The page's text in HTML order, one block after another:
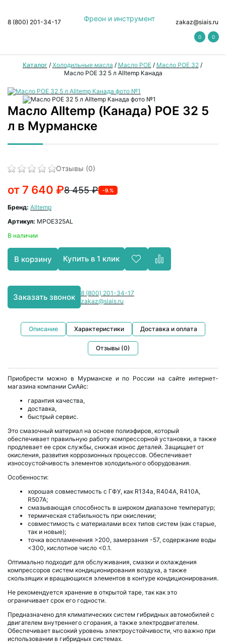
Фреон и инструмент
8 (800) 201-34-17 zakaz@siais.ru
0 0
Каталог / Холодильные масла / Масло POE/ Масло POE 32/
Масло POE 32 5 л Alltemp Канада
Масло Alltemp (Канада) POE 32 5
л в Мурманске
Отзывы (0)
8 455 ₽
от 7 640 ₽ -9.%
Бренд: Alltemp
Артикул: MPOE325AL
В наличии
В корзину Купить в 1 клик
Заказать звонок
8 (800) 201-34-17
zakaz@siais.ru
Описание Характеристики Доставка и оплата
Отзывы (0)
Приобрести можно в Мурманске и по России на сайте интернет-
магазина компании СиАйс:
гарантия качества,
доставка,
быстрый сервис.
Это смазочный материал на основе полиэфиров, который
обеспечивает правильную работу компрессорной установки, а также
продлевает ее срок службы, снижая износ деталей. Защищает от
окисления, развития коррозионных процессов. Обеспечивает
износоустойчивость элементов холодильного оборудования.
Особенности:
хорошая совместимость с ГФУ, как R134a, R404A, R410A,
R507A;
смазывающая способность в широком диапазоне температур;
термическая стабильность при окислении;
совместимость с материалами всех типов систем (как старые,
так и новые);
точка воспламенения >200, замерзания -57, содержание воды
<300, кислотное число <0.1.
Оптимально подходит для обслуживания, смазки и охлаждения
компрессоров систем кондиционирования воздуха, а также
скользящих и вращающихся элементов в контуре кондиционирования.
Не рекомендуется хранение в открытой таре, так как это
ограничивает срок его годности.
Предназначено для климатических систем гибридных автомобилей с
двигателем внутреннего сгорания, а также электродвигателем.
Обеспечивает высокий уровень электроустойчивости, что важно при
использовании в гибридных системах.